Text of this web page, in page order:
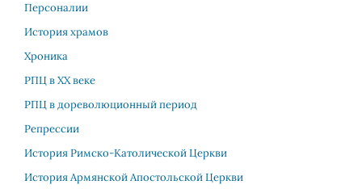
Персоналии
История храмов
Хроника
РПЦ в XX веке
РПЦ в дореволюционный период
Репрессии
История Римско-Католической Церкви
История Армянской Апостольской Церкви